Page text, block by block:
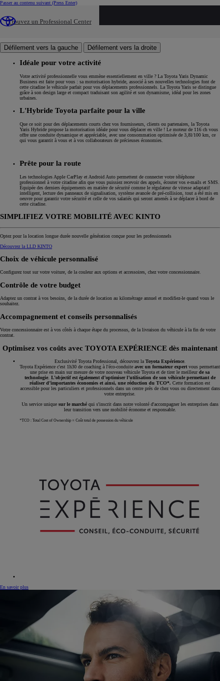
Passer au contenu suivant (Press Enter)
Trouvez un Professional Center
Financez votre Toyota
Financement
Toyota ExpérienceToyota Expérience
Défilement vers la gauche Défilement vers la droite
Idéale pour votre activité
Votre activité professionnelle vous emmène essentiellement en ville ? La Toyota Yaris Dynamic
Business est faite pour vous : sa motorisation hybride, associé à ses nouvelles technologies font de
cette citadine le véhicule parfait pour vos déplacements professionnels. La Toyota Yaris se distingue
grâce à son design large et compact traduisant son agilité et son dynamisme, idéal pour les zones
urbaines.
L'Hybride Toyota parfaite pour la ville
Que ce soit pour des déplacements courts chez vos fournisseurs, clients ou partenaires, la Toyota
Yaris Hybride propose la motorisation idéale pour vous déplacer en ville ! Le moteur de 116 ch vous
offre une conduite dynamique et appréciable, avec une consommation optimisée de 3,8l/100 km, ce
qui vous garantit à vous et à vos collaborateurs de précieuses économies.
Prête pour la route
Les technologies Apple CarPlay et Android Auto permettent de connecter votre téléphone
professionnel à votre citadine afin que vous puissiez recevoir des appels, écouter vos e-mails et SMS.
Équipée des derniers équipements en matière de sécurité comme le régulateur de vitesse adaptatif
intelligent, lecture des panneaux de signalisation, système avancée de pré-collision, tout a été mis en
oeuvre pour garantir votre sécurité et celle de vos salariés qui seront amenés à se déplacer à bord de
cette citadine.
SIMPLIFIEZ VOTRE MOBILITÉ AVEC KINTO
Optez pour la location longue durée nouvelle génération conçue pour les professionnels
Découvrez la LLD KINTO
Choix de véhicule personnalisé
Configurez tout sur votre voiture, de la couleur aux options et accessoires, chez votre concessionnaire.
Contrôle de votre budget
Adaptez un contrat à vos besoins, de la durée de location au kilométrage annuel et modifiez-le quand vous le
souhaitez.
Accompagnement et conseils personnalisés
Votre concessionnaire est à vos côtés à chaque étape du processus, de la livraison du véhicule à la fin de votre
contrat.
Optimisez vos coûts avec TOYOTA EXPÉRIENCE dès maintenant
Exclusivité Toyota Professional, découvrez la Toyota Expérience.
Toyota Expérience c'est 1h30 de coaching à l'éco-conduite avec un formateur expert vous permettant
une prise en main sur mesure de votre nouveau véhicule Toyota et de tirer le meilleurde sa
technologie. L’objectif est également d’optimiser l’utilisation de son véhicule permettant de
réaliser d’importantes économies et ainsi, une réduction du TCO*. Cette formation est
accessible pour les particuliers et professionnels dans un centre près de chez vous ou directement dans
votre entreprise.
Un service unique sur le marché qui s'inscrit dans notre volonté d'accompagner les entreprises dans
leur transition vers une mobilité économe et responsable.
*TCO : Total Cost of Ownership = Coût total de possession du véhicule
En savoir plus